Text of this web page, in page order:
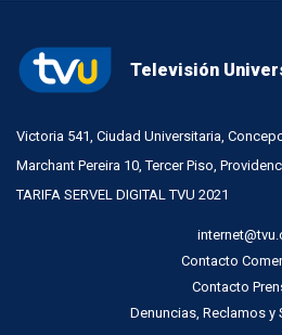
Televisión
Victoria 541, Ciudad Universitaria,
Marchant Pereira 10, Tercer Piso,
TARIFA SERVEL DIGITAL TVU 2021
Contacto
Contacto
Denuncias, Reclamos y